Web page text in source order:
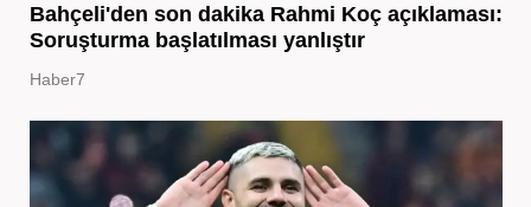
Bahçeli'den son dakika Rahmi Koç açıklaması:
Soruşturma başlatılması yanlıştır
Haber7